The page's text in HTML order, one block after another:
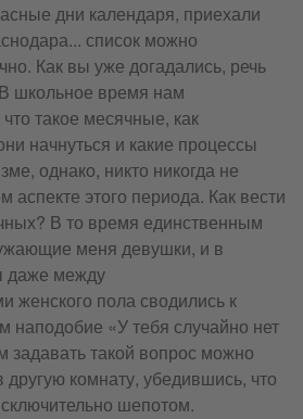
дни календаря, приехали
список можно
Как вы уже догадались, речь
школьное время нам
такое месячные, как
начнуться и какие процессы
однако, никто никогда не
аспекте этого периода. Как вести
В то время единственным
меня девушки, и в
даже между
женского пола сводились к
наподобие «У тебя случайно нет
задавать такой вопрос можно
комнату, убедившись, что
шепотом.